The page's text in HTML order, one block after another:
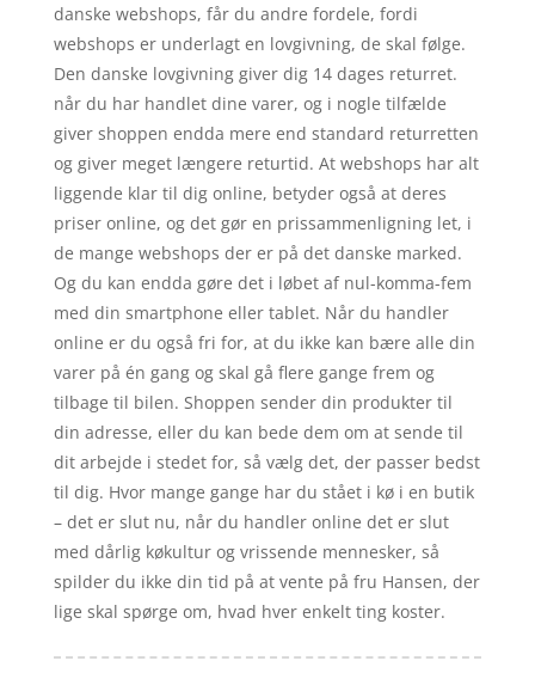
danske webshops, får du andre fordele, fordi
webshops er underlagt en lovgivning, de skal følge.
Den danske lovgivning giver dig 14 dages returret.
når du har handlet dine varer, og i nogle tilfælde
giver shoppen endda mere end standard returretten
og giver meget længere returtid. At webshops har alt
liggende klar til dig online, betyder også at deres
priser online, og det gør en prissammenligning let, i
de mange webshops der er på det danske marked.
Og du kan endda gøre det i løbet af nul-komma-fem
med din smartphone eller tablet. Når du handler
online er du også fri for, at du ikke kan bære alle din
varer på én gang og skal gå flere gange frem og
tilbage til bilen. Shoppen sender din produkter til
din adresse, eller du kan bede dem om at sende til
dit arbejde i stedet for, så vælg det, der passer bedst
til dig. Hvor mange gange har du stået i kø i en butik
– det er slut nu, når du handler online det er slut
med dårlig køkultur og vrissende mennesker, så
spilder du ikke din tid på at vente på fru Hansen, der
lige skal spørge om, hvad hver enkelt ting koster.